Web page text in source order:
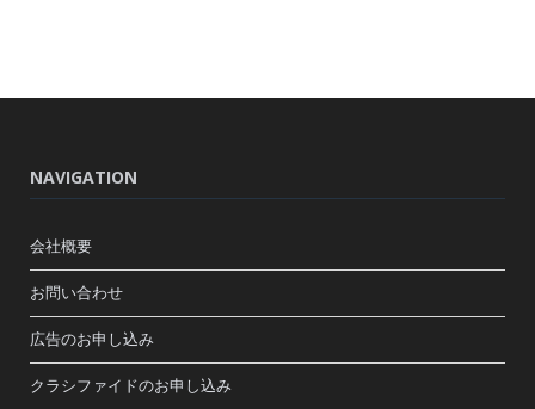
NAVIGATION
会社概要
お問い合わせ
広告のお申し込み
クラシファイドのお申し込み